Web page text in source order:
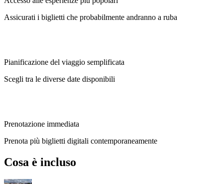
Assicurati i biglietti che probabilmente andranno a ruba
Pianificazione del viaggio semplificata
Scegli tra le diverse date disponibili
Prenotazione immediata
Prenota più biglietti digitali contemporaneamente
Cosa è incluso